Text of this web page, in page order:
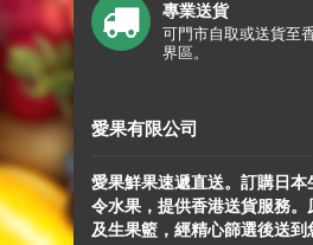
專業送貨
可門市自取或送貨至
界區。
愛果有限公司
愛果鮮果速遞直送。訂購日本
令水果，提供香港送貨服務。
及生果籃，經精心篩選後送到